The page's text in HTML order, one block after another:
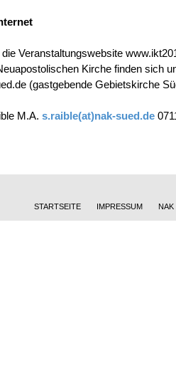
Veranstaltungswebsite
Kirche finden sich
(gastgebende Gebietskirche
M.A. s.raible(at)nak-sued.de
STARTSEITE IMPRESSUM